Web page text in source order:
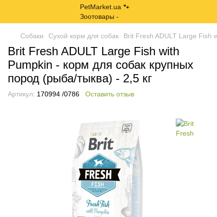
Собаки Сухой корм для собак Brit Fresh ADULT Large Fish
Brit Fresh ADULT Large Fish with
Pumpkin - корм для собак крупных
пород (рыба/тыква) - 2,5 кг
Артикул: 170994 /0786 Оставить отзыв